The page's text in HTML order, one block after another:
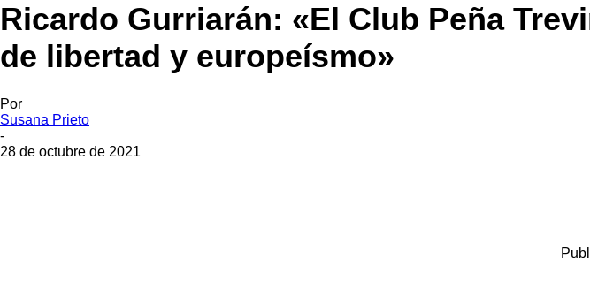
Ricardo Gurriarán: «El Club Peña
de libertad y europeísmo»
Por
Susana Prieto
-
28 de octubre de 2021